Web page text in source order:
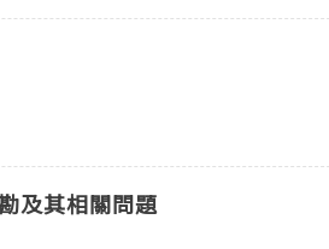
及其相關問題